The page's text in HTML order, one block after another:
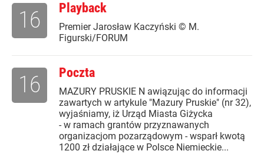
Playback
Premier Jarosław Kaczyński © M.
Figurski/FORUM
16
Poczta
MAZURY PRUSKIE N awiązując do informacji
zawartych w artykule "Mazury Pruskie" (nr 32),
wyjaśniamy, iż Urząd Miasta Giżycka
- w ramach grantów przyznawanych
organizacjom pozarządowym - wsparł kwotą
1200 zł działające w Polsce Niemieckie...
16